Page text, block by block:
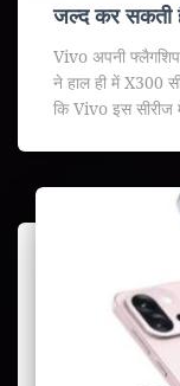
जल्द कर सकती है
Vivo अपनी
ने हाल ही में X300
कि Vivo इस सीरीज